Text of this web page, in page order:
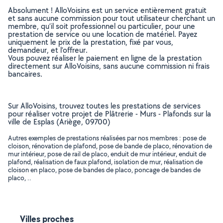
Absolument ! AlloVoisins est un service entièrement gratuit
et sans aucune commission pour tout utilisateur cherchant un
membre, qu’il soit professionnel ou particulier, pour une
prestation de service ou une location de matériel. Payez
uniquement le prix de la prestation, fixé par vous,
demandeur, et l’offreur.
Vous pouvez réaliser le paiement en ligne de la prestation
directement sur AlloVoisins, sans aucune commission ni frais
bancaires.
Sur AlloVoisins, trouvez toutes les prestations de services
pour réaliser votre projet de Plâtrerie - Murs - Plafonds sur la
ville de Esplas (Ariège, 09700)
Autres exemples de prestations réalisées par nos membres : pose de
cloison, rénovation de plafond, pose de bande de placo, rénovation de
mur intérieur, pose de rail de placo, enduit de mur intérieur, enduit de
plafond, réalisation de faux plafond, isolation de mur, réalisation de
cloison en placo, pose de bandes de placo, poncage de bandes de
placo, ..
Villes proches